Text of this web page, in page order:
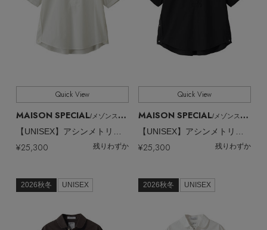
Quick View
MAISON SPECIAL/メゾンスペシャル
【UNISEX】アシンメトリーフロント S/Sプルオーバーシャツ
¥25,300 残りわずか
Quick View
MAISON SPECIAL/メゾンスペシャル
【UNISEX】アシンメトリーフロント S/Sプルオーバーシャツ
¥25,300 残りわずか
2026秋冬 UNISEX
2026秋冬 UNISEX